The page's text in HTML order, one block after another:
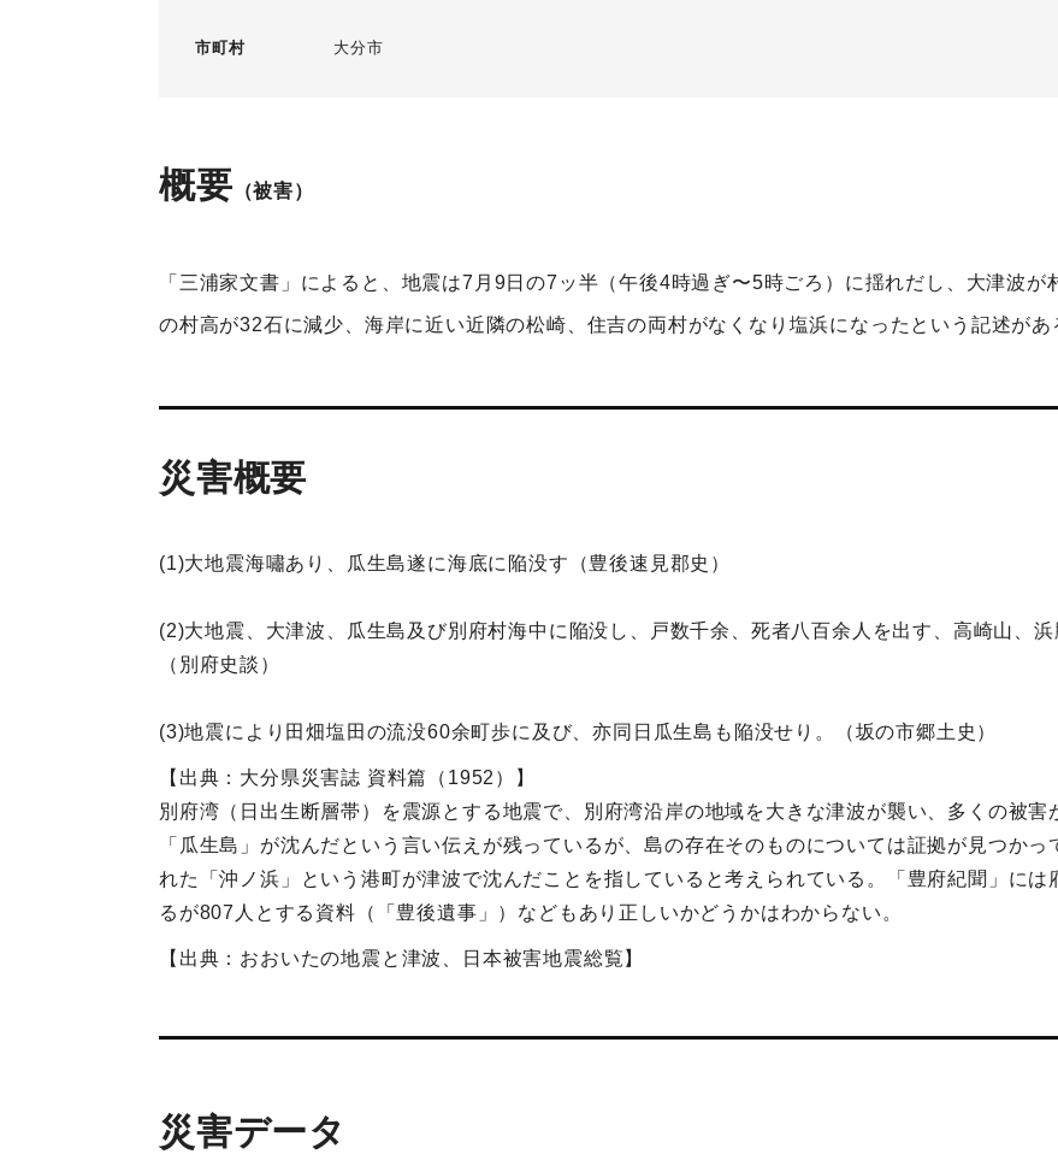
市町村 大分市
概要 （被害）
「三浦家文書」によると、地震は7月9日の7ッ半（午後4時過ぎ〜5時ごろ）に揺れだし、大津波
の村高が32石に減少、海岸に近い近隣の松崎、住吉の両村がなくなり塩浜になったという記述があ
災害概要
(1)大地震海嘯あり、瓜生島遂に海底に陥没す（豊後速見郡史）
(2)大地震、大津波、瓜生島及び別府村海中に陥没し、戸数千余、死者八百余人を出す、高崎山、
（別府史談）
(3)地震により田畑塩田の流没60余町歩に及び、亦同日瓜生島も陥没せり。（坂の市郷土史）
【出典：大分県災害誌 資料篇（1952）】
別府湾（日出生断層帯）を震源とする地震で、別府湾沿岸の地域を大きな津波が襲い、多くの被
「瓜生島」が沈んだという言い伝えが残っているが、島の存在そのものについては証拠が見つか
れた「沖ノ浜」という港町が津波で沈んだことを指していると考えられている。「豊府紀聞」に
るが807人とする資料（「豊後遺事」）などもあり正しいかどうかはわからない。
【出典：おおいたの地震と津波、日本被害地震総覧】
災害データ